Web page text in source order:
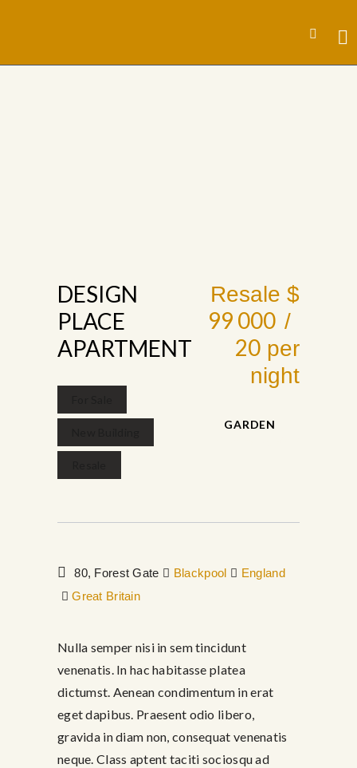
DESIGN
PLACE
APARTMENT
Resale $
99 000
20 per
night
GARDEN
80, Forest Gate Blackpool
England
Great Britain
Nulla semper nisi in sem tincidunt
venenatis. In hac habitasse platea
dictumst. Aenean condimentum in erat
eget dapibus. Praesent odio libero,
gravida in diam non, consequat venenatis
neque. Class aptent taciti sociosqu ad